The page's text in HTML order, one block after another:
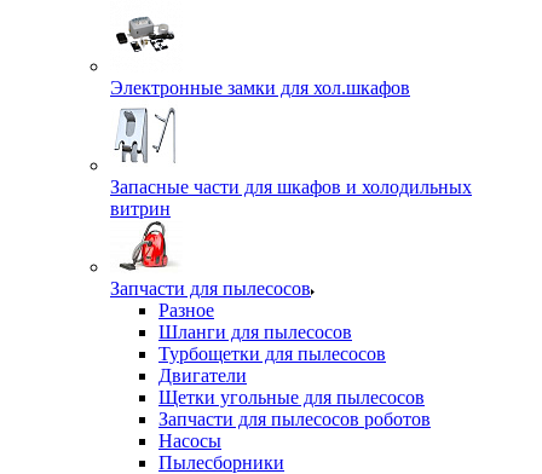
Электронные замки для хол.шкафов
Запасные части для шкафов и холодильных
витрин
Запчасти для пылесосов
Разное
Шланги для пылесосов
Турбощетки для пылесосов
Двигатели
Щетки угольные для пылесосов
Запчасти для пылесосов роботов
Насосы
Пылесборники